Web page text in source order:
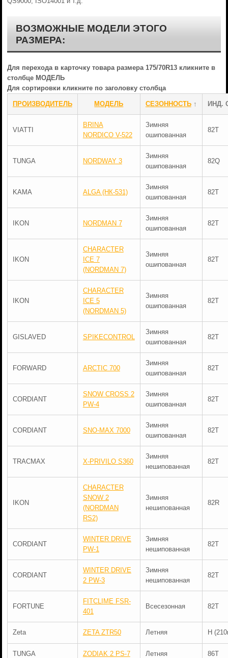
ВОЗМОЖНЫЕ МОДЕЛИ ЭТОГО
РАЗМЕРА:
Для перехода в карточку товара размера 175/70R13 кликните в
столбце МОДЕЛЬ
Для сортировки кликните по заголовку столбца
ПРОИЗВОДИТЕЛЬ МОДЕЛЬ СЕЗОННОСТЬ↑ ИНД.
VIATTI
BRINA
NORDICO V-522
Зимняя
ошипованная
82T
TUNGA NORDWAY 3
Зимняя
ошипованная
82Q
KAMA ALGA (НК-531)
Зимняя
ошипованная
82T
IKON NORDMAN 7
Зимняя
ошипованная
82T
IKON
CHARACTER
ICE 7
(NORDMAN 7)
Зимняя
ошипованная
82T
IKON
CHARACTER
ICE 5
(NORDMAN 5)
Зимняя
ошипованная
82T
GISLAVED SPIKECONTROL
Зимняя
ошипованная
82T
FORWARD ARCTIC 700
Зимняя
ошипованная
82T
CORDIANT
SNOW CROSS 2
PW-4
Зимняя
ошипованная
82T
CORDIANT SNO-MAX 7000
Зимняя
ошипованная
82T
TRACMAX X-PRIVILO S360
Зимняя
нешипованная
82T
IKON
CHARACTER
SNOW 2
(NORDMAN
RS2)
Зимняя
нешипованная
82R
CORDIANT
WINTER DRIVE
PW-1
Зимняя
нешипованная
82T
CORDIANT
WINTER DRIVE
2 PW-3
Зимняя
нешипованная
82T
FORTUNE
FITCLIME FSR-
401
Всесезонная 82T
Zeta ZETA ZTR50 Летняя H
TUNGA ZODIAK 2 PS-7 Летняя 86T